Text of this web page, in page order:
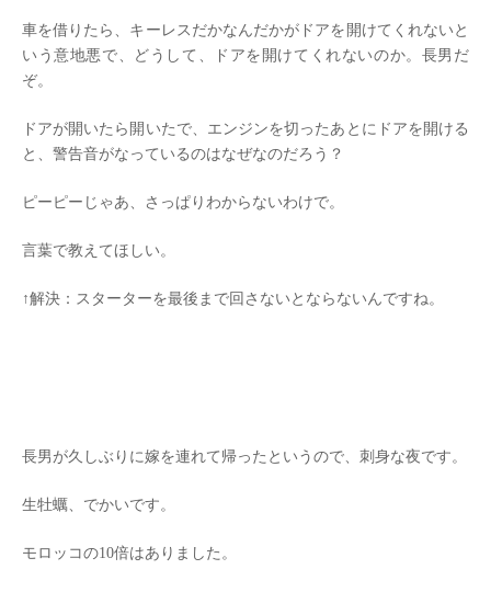
車を借りたら、キーレスだかなんだかがドアを開けてくれないと
いう意地悪で、どうして、ドアを開けてくれないのか。長男だ
ぞ。
ドアが開いたら開いたで、エンジンを切ったあとにドアを開ける
と、警告音がなっているのはなぜなのだろう？
ピーピーじゃあ、さっぱりわからないわけで。
言葉で教えてほしい。
↑解決：スターターを最後まで回さないとならないんですね。
長男が久しぶりに嫁を連れて帰ったというので、刺身な夜です。
生牡蠣、でかいです。
モロッコの10倍はありました。